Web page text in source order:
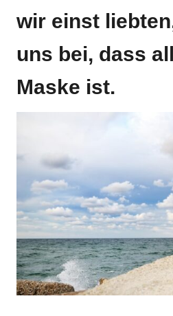
wir einst
uns bei, dass
Maske ist.